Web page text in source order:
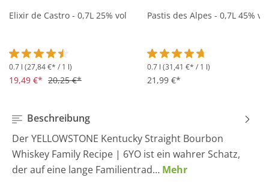
Elixir de Castro - 0,7L 25% vol
Durchschnittliche Bewertung von 4.5 von 5 Sternen
0.7 l (27,84 €* / 1 l)
19,49 €* 20,25 €*
Pastis des Alpes - 0,7L 45% vol
Durchschnittliche
0.7 l (31,41 €* / 1 l)
21,99 €*
Beschreibung
Der YELLOWSTONE Kentucky Straight Bourbon
Whiskey Family Recipe | 6YO ist ein wahrer Schatz,
der auf eine lange Familientrad… Mehr